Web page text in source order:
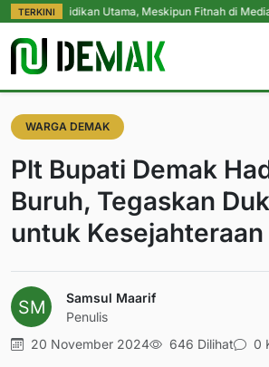
TERKINIUtama, Meskipun Fitnah di Media Merajalela
WARGA DEMAK
Plt Bupati Demak
Buruh, Tegaskan
untuk Kesejahteraan
Samsul Maarif
Penulis
20 November 2024
646 Dilihat 0